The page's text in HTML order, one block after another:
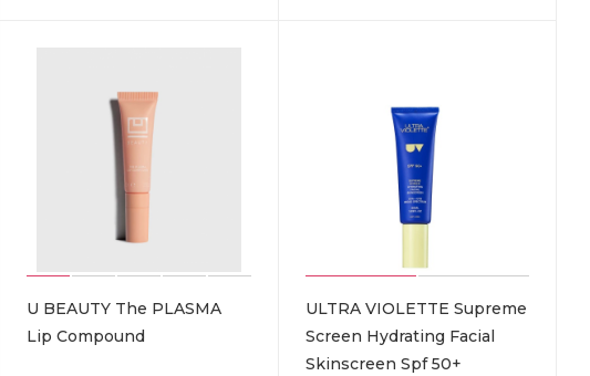
U BEAUTY The PLASMA
Lip Compound
ULTRA VIOLETTE Supreme
Screen Hydrating Facial
Skinscreen Spf 50+